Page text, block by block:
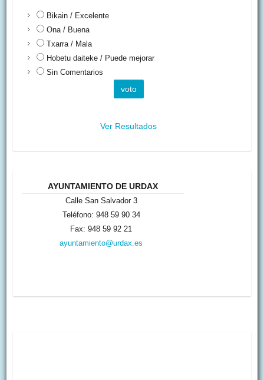
Bikain / Excelente
Ona / Buena
Txarra / Mala
Hobetu daiteke / Puede mejorar
Sin Comentarios
Ver Resultados
AYUNTAMIENTO DE URDAX
Calle San Salvador 3
Teléfono: 948 59 90 34
Fax: 948 59 92 21
ayuntamiento@urdax.es